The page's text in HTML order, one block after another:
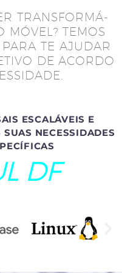
TRANSFORMÁ-
MÓVEL? TEMOS
TE AJUDAR
DE ACORDO
ESCALÁVEIS E
NECESSIDADES
DF